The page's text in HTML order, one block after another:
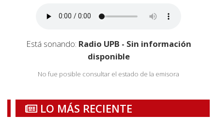
Está sonando: Radio UPB - Sin información
disponible
No fue posible consultar el estado de la emisora
LO MÁS RECIENTE